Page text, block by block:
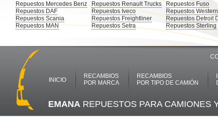
Repuestos Mercedes Benz
Repuestos DAF
Repuestos Scania
Repuestos MAN
Repuestos Renault Trucks
Repuestos Iveco
Repuestos Freightliner
Repuestos Setra
Repuestos Fuso
Repuestos
Repuestos Detroit
Repuestos Sterling
INICIO
RECAMBIOS
POR MARCA
RECAMBIOS
POR TIPO DE CAMIÓN
EMANA REPUESTOS PARA CAMIONES